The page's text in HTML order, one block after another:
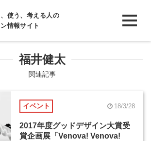
使う、考える人の
情報サイト
福井健太
関連記事
イベント 18/3/28
2017年度グッドデザイン大賞受
賞企画展「Venova! Venova!